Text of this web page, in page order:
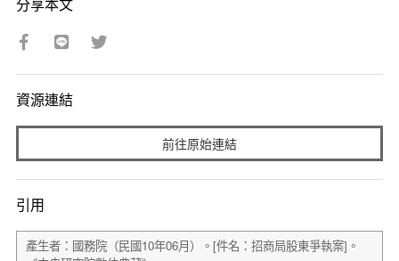
資源連結
前往原始連結
引用